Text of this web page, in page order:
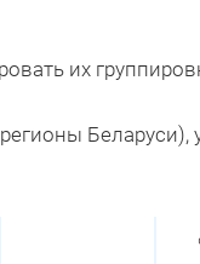
их